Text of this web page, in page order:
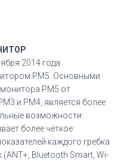
2014 года
PM5. Основными
PM5 от
и PM4, является более
возможности:
более чёткое
каждого гребка
Bluetooth Smart, Wi-